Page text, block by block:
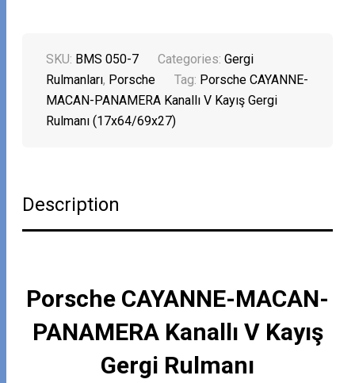
SKU: BMS 050-7 Categories:Gergi
Rulmanları, Porsche Tag: Porsche CAYANNE-
MACAN-PANAMERA Kanallı V Kayış Gergi
Rulmanı (17x64/69x27)
Description
Porsche CAYANNE-MACAN-
PANAMERA Kanallı V Kayış
Gergi Rulmanı